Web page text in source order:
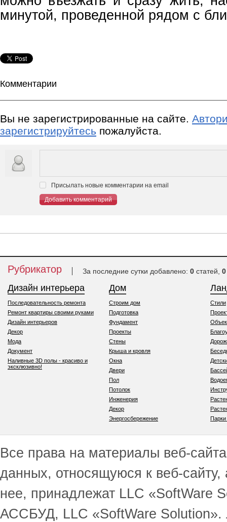
минутой, проведенной рядом с
Комментарии
Вы не зарегистрированные на сайте.
зарегистрируйтесь пожалуйста.
Присылать новые комментарии на email
Добавить комментарий
Рубрикатор За последние сутки добавлено: 0 статей, 0
Дизайн интерьера
Последовательность ремонта
Ремонт квартиры своими руками
Дизайн интерьеров
Декор
Мода
Документ
Наливные 3D полы - красиво и
эксклюзивно!
Дом
Строим дом
Подготовка
Фундамент
Проекты
Стены
Крыша и кровля
Окна
Двери
Пол
Потолок
Инженерия
Декор
Энергосбережение
Стили
Все права на материалы веб-
данных, относящуюся к веб-
нее, принадлежат LLC
АССБУД, LLC «SoftWare Solution».